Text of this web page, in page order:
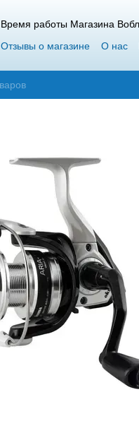
Время работы Магазина
Отзывы о магазине
О нас